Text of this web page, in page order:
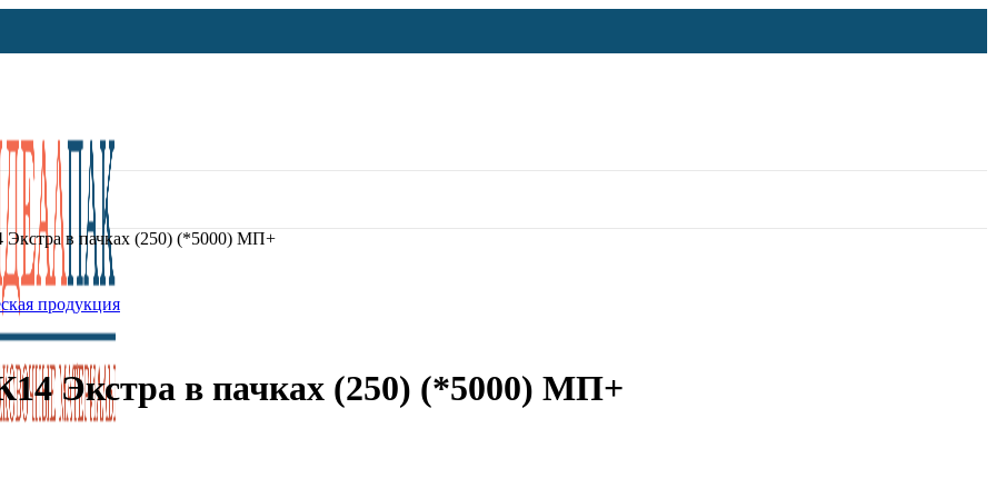
продукция
в пачках (250) (*5000) МП+
Экстра в пачках (250) (*5000) МП+